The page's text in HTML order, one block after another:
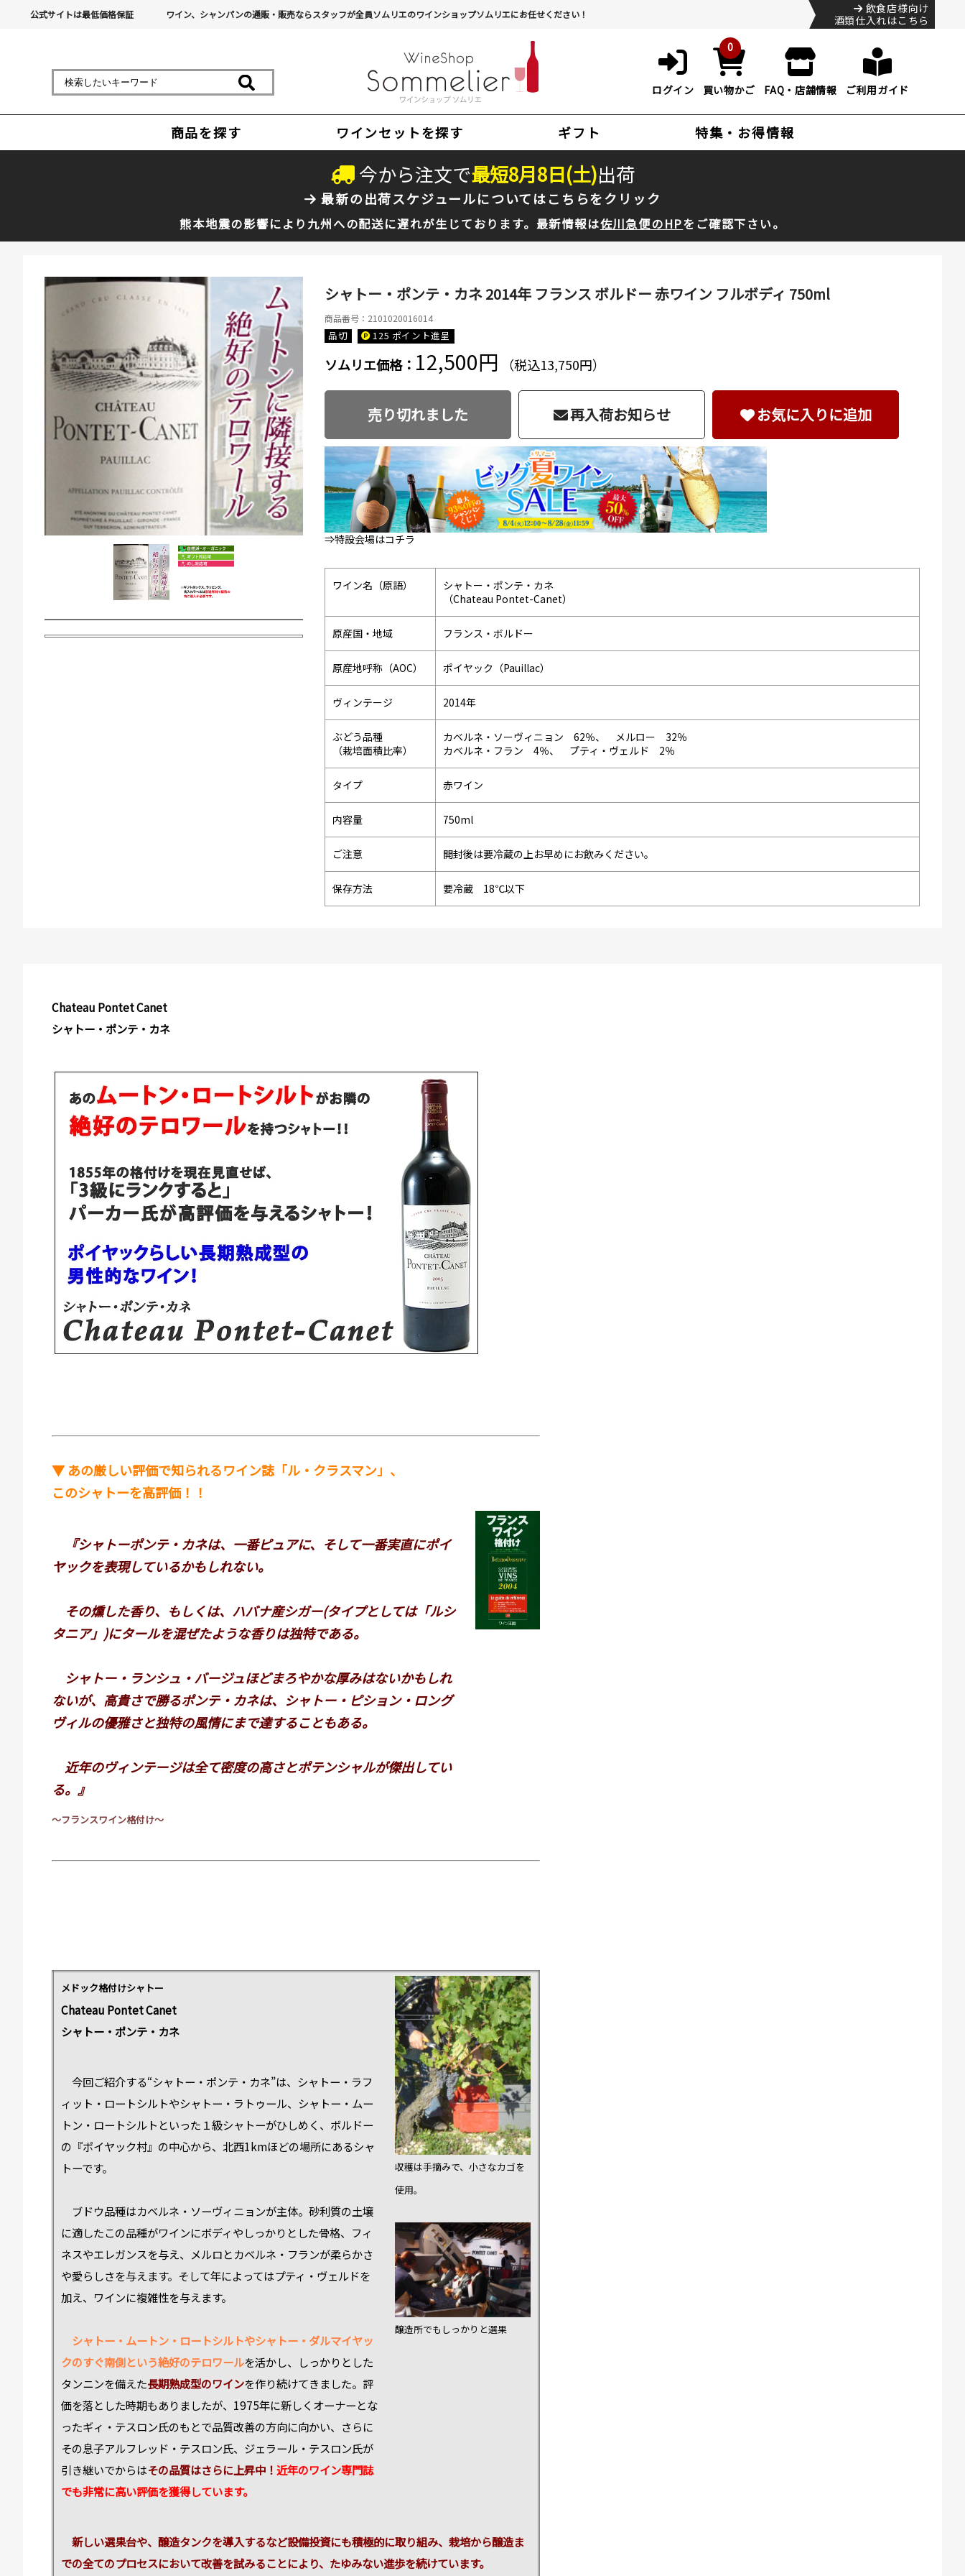
公式サイトは最低価格保証 ワイン、シャンパンの通販・販売ならスタッフが全員ソムリエのワインショップソムリエにお任せください！
飲食店様向け
酒類仕入れはこちら
ログイン
0
買い物かご FAQ・店舗情報 ご利用ガイド
商品を探す ワインセットを探す ギフト 特集・お得情報
今から注文で最短8月8日(土)出荷
最新の出荷スケジュールについてはこちらをクリック
熊本地震の影響により九州への配送に遅れが生じております。最新情報は佐川急便のHPをご確認下さい。
シャトー・ポンテ・カネ 2014年 フランス ボルドー 赤ワイン フルボディ 750ml
商品番号：2101020016014
品切 125 ポイント進呈
ソムリエ価格： 12,500円 （税込13,750円）
売り切れました 再入荷お知らせ お気に入りに追加
⇒特設会場はコチラ
ワイン名（原語）
シャトー・ポンテ・カネ
（Chateau Pontet-Canet）
原産国・地域 フランス・ボルドー
原産地呼称（AOC） ポイヤック（Pauillac）
ヴィンテージ 2014年
ぶどう品種
（栽培面積比率）
カベルネ・ソーヴィニョン 62％、 メルロー 32％
カベルネ・フラン 4％、 プティ・ヴェルド 2％
タイプ 赤ワイン
内容量 750ml
ご注意 開封後は要冷蔵の上お早めにお飲みください。
保存方法 要冷蔵 18℃以下
Chateau Pontet Canet
シャトー・ポンテ・カネ
▼ あの厳しい評価で知られるワイン誌「ル・クラスマン」、
このシャトーを高評価！！
『シャトーポンテ・カネは、一番ピュアに、そして一番実直にポイ
ヤックを表現しているかもしれない。
その燻した香り、もしくは、ハバナ産シガー(タイプとしては「ルシ
タニア」)にタールを混ぜたような香りは独特である。
シャトー・ランシュ・バージュほどまろやかな厚みはないかもしれ
ないが、高貴さで勝るポンテ・カネは、シャトー・ピション・ロング
ヴィルの優雅さと独特の風情にまで達することもある。
近年のヴィンテージは全て密度の高さとポテンシャルが傑出してい
る。』
～フランスワイン格付け～
メドック格付けシャトー
Chateau Pontet Canet
シャトー・ポンテ・カネ
収穫は手摘みで、小さなカゴを
使用。
醸造所でもしっかりと選果
今回ご紹介する“シャトー・ポンテ・カネ”は、シャトー・ラフ
ィット・ロートシルトやシャトー・ラトゥール、シャトー・ムー
トン・ロートシルトといった１級シャトーがひしめく、ボルドー
の『ポイヤック村』の中心から、北西1kmほどの場所にあるシャ
トーです。
ブドウ品種はカベルネ・ソーヴィニョンが主体。砂利質の土壌
に適したこの品種がワインにボディやしっかりとした骨格、フィ
ネスやエレガンスを与え、メルロとカベルネ・フランが柔らかさ
や愛らしさを与えます。そして年によってはプティ・ヴェルドを
加え、ワインに複雑性を与えます。
シャトー・ムートン・ロートシルトやシャトー・ダルマイヤッ
クのすぐ南側という絶好のテロワールを活かし、しっかりとした
タンニンを備えた長期熟成型のワインを作り続けてきました。評
価を落とした時期もありましたが、1975年に新しくオーナーとな
ったギィ・テスロン氏のもとで品質改善の方向に向かい、さらに
その息子アルフレッド・テスロン氏、ジェラール・テスロン氏が
引き継いでからはその品質はさらに上昇中！ 近年のワイン専門誌
でも非常に高い評価を獲得しています。
新しい選果台や、醸造タンクを導入するなど設備投資にも積極的に取り組み、栽培から醸造ま
での全てのプロセスにおいて改善を試みることにより、たゆみない進歩を続けています。